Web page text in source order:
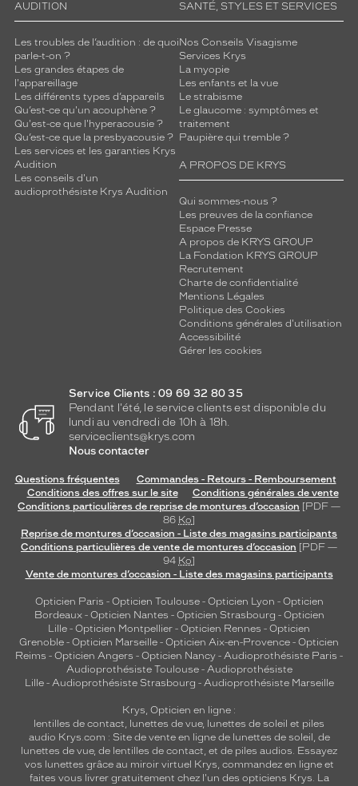
AUDITION
Les troubles de l’audition : de quoi
parle-t-on ?
Les grandes étapes de
l'appareillage
Les différents types d’appareils
Qu’est-ce qu'un acouphène ?
Qu'est-ce que l'hyperacousie ?
Qu’est-ce que la presbyacousie ?
Les services et les garanties Krys
Audition
Les conseils d'un
audioprothésiste Krys Audition
SANTÉ, STYLES ET SERVICES
Nos Conseils Visagisme
Services Krys
La myopie
Les enfants et la vue
Le strabisme
Le glaucome : symptômes et
traitement
Paupière qui tremble ?
A PROPOS DE KRYS
Qui sommes-nous ?
Les preuves de la confiance
Espace Presse
A propos de KRYS GROUP
La Fondation KRYS GROUP
Recrutement
Charte de confidentialité
Mentions Légales
Politique des Cookies
Conditions générales d'utilisation
Accessibilité
Gérer les cookies
Service Clients : 09 69 32 80 35
Pendant l'été, le service clients est disponible du
lundi au vendredi de 10h à 18h.
serviceclients@krys.com
Nous contacter
Questions fréquentes
Commandes - Retours - Remboursement
Conditions des offres sur le site
Conditions générales de vente
Conditions particulières de reprise de montures d’occasion [PDF —
86 Ko]
Reprise de montures d’occasion - Liste des magasins participants
Conditions particulières de vente de montures d’occasion [PDF —
94 Ko]
Vente de montures d’occasion - Liste des magasins participants
Opticien Paris - Opticien Toulouse- Opticien Lyon - Opticien
Bordeaux- Opticien Nantes - Opticien Strasbourg - Opticien
Lille - Opticien Montpellier - Opticien Rennes - Opticien
Grenoble - Opticien Marseille - Opticien Aix-en-Provence - Opticien
Reims - Opticien Angers - Opticien Nancy - Audioprothésiste Paris -
Audioprothésiste Toulouse- Audioprothésiste
Lille- Audioprothésiste Strasbourg - Audioprothésiste Marseille
Krys, Opticien en ligne :
lentilles de contact, lunettes de vue, lunettes de soleil et piles
audio Krys.com : Site de vente en ligne de lunettes de soleil, de
lunettes de vue, de lentilles de contact, et de piles audios. Essayez
vos lunettes grâce au miroir virtuel Krys, commandez en ligne et
faites vous livrer gratuitement chez l'un des opticiens Krys. La